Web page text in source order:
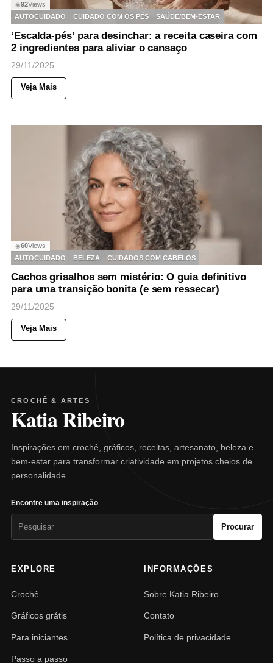
◉92Views
AUTOCUIDADO
CUIDADO COM OS PÉS SAÚDE/BEM-ESTAR
‘Escalda-pés’ para desinchar: a receita caseira com
2 ingredientes para aliviar o cansaço
29/11/2025
Veja Mais
◉60Views
AUTOCUIDADO
BELEZA CUIDADOS COM CABELOS
Cachos grisalhos sem mistério: O guia definitivo
para uma transição bonita (e sem ressecar)
29/11/2025
Veja Mais
CROCHÊ & ARTES
Katia Ribeiro
Inspirações em crochê, gráficos, receitas, artesanato, beleza e
bem-estar para transformar criatividade em projetos cheios de
personalidade.
Encontre uma inspiração
Procurar
EXPLORE
Crochê
Gráficos grátis
Para iniciantes
Passo a passo
INFORMAÇÕES
Sobre Katia Ribeiro
Contato
Política de privacidade